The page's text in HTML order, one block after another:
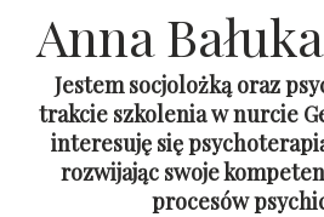
Anna Bałuka
Jestem socjolożką oraz
trakcie szkolenia w nurcie
interesuję się
rozwijając swoje
procesów